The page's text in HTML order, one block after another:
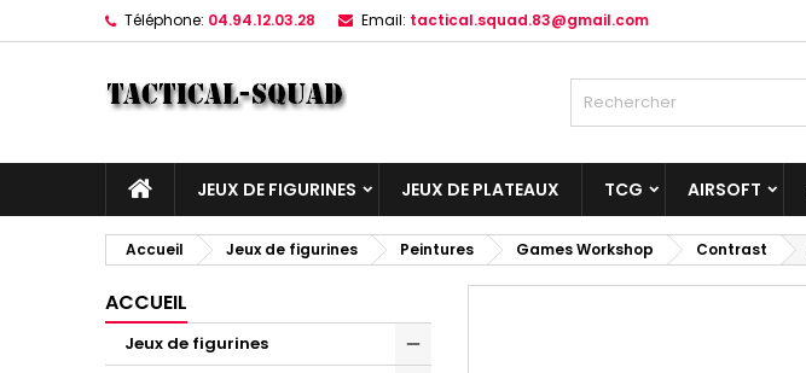
Téléphone: 04.94.12.03.28 Email: tactical.squad.83@gmail.com
JEUX DE FIGURINES JEUX DE PLATEAUX TCG AIRSOFT
Accueil Jeux de figurines Peintures Games Workshop Contrast
ACCUEIL
Jeux de figurines